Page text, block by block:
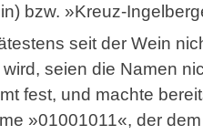
bzw. »Kreuz-
seit der Wein
seien die Namen
fest, und machte
»01001011«, der